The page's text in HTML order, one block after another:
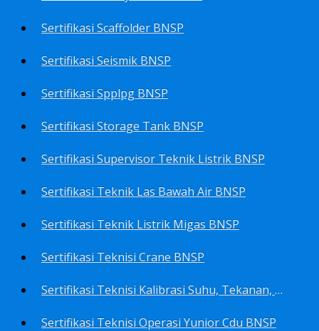
Sertifikasi Scaffolder BNSP
Sertifikasi Seismik BNSP
Sertifikasi Spplpg BNSP
Sertifikasi Storage Tank BNSP
Sertifikasi Supervisor Teknik Listrik BNSP
Sertifikasi Teknik Las Bawah Air BNSP
Sertifikasi Teknik Listrik Migas BNSP
Sertifikasi Teknisi Crane BNSP
Sertifikasi Teknisi Kalibrasi Suhu, Tekanan, Densitas, Volume BNSP
Sertifikasi Teknisi Operasi Yunior Cdu BNSP